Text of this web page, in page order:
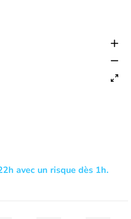
avec un risque dès 1h.